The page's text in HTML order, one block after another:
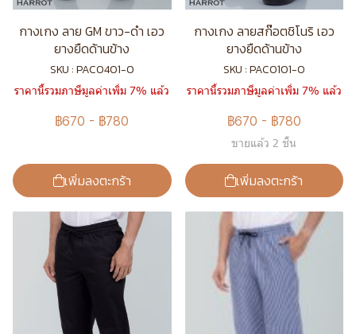
กางเกง ลาย GM ขาว-ดำ เอว
ยางยืดด้านข้าง
SKU : PAC0401-0
ราคานี้รวมภาษีมูลค่าเพิ่ม 7% แล้ว
฿670 - ฿780
เพิ่มลงตะกร้า
กางเกง ลายสก๊อตชิโนริ เอว
ยางยืดด้านข้าง
SKU : PAC0101-0
ราคานี้รวมภาษีมูลค่าเพิ่ม 7% แล้ว
฿670 - ฿780
ขายแล้ว 2 ชิ้น
เพิ่มลงตะกร้า